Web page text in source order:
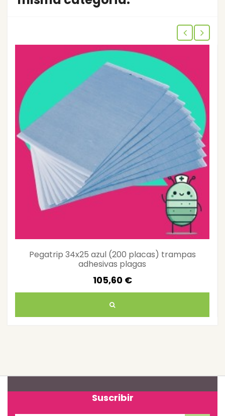
Pegatrip 34x25 azul (200 placas) trampas
adhesivas plagas
105,60 €
Suscribir